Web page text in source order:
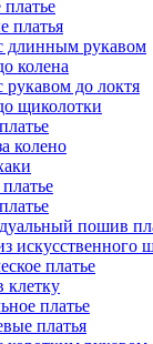
платье
платья
длинным рукавом
колена
рукавом до локтя
щиколотки
колено
пошив
искусственного
платье
клетку
платье
платья